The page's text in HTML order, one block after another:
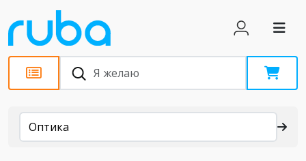
Каталог
Оптика